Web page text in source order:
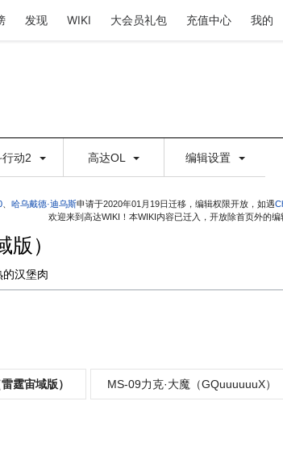
发现 WIKI 大会员礼包 充值中心 我的
动2 高达OL 编辑设置
哈乌戴德·迪乌斯申请于2020年01月19日迁移，编辑权限开放，如遇
欢迎来到高达WIKI！本WIKI内容已迁入，开放除首页外的
）
的汉堡肉
霆宙域版） MS-09力克·大魔（GQuuuuuuX）